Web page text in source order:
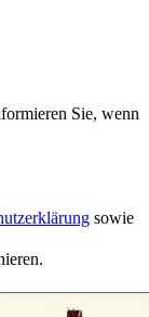
Sie, wenn
sowie